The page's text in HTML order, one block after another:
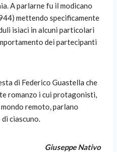
A parlarne fu il modicano
mettendo specificamente
isiaci in alcuni particolari
dei partecipanti
di Federico Guastella che
romanzo i cui protagonisti,
remoto, parlano
ciascuno.
Giuseppe Nativo